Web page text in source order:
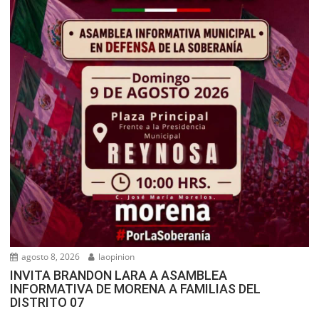
agosto 8, 2026 laopinion
INVITA BRANDON LARA A ASAMBLEA
INFORMATIVA DE MORENA A FAMILIAS DEL
DISTRITO 07